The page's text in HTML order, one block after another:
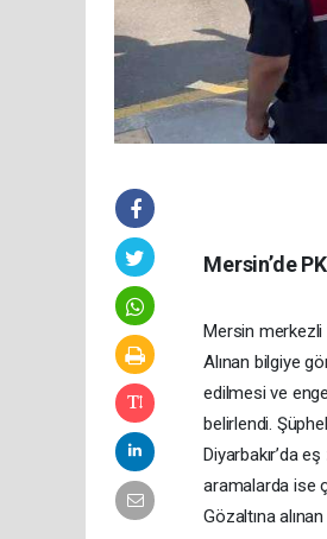
Mersin’de
Mersin merkezli
Alınan bilgiye
edilmesi ve
belirlendi.
Diyarbakır’da
aramalarda ise
Gözaltına